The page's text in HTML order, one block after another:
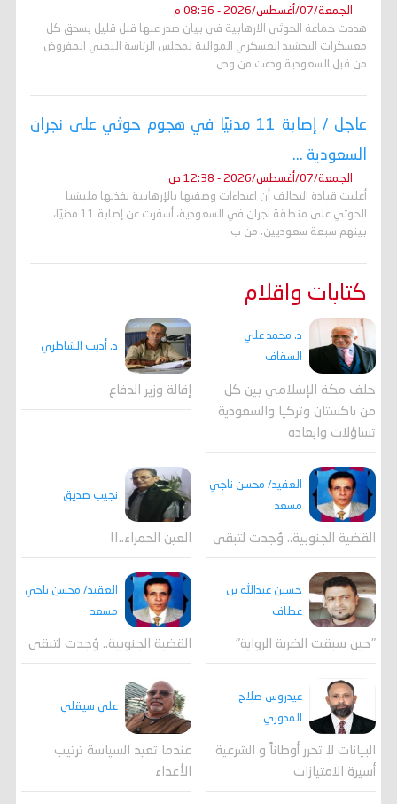
الجمعة/07/أغسطس/2026 - 08:36 م
هددت جماعة الحوثي الارهابية في بيان صدر عنها قبل قليل بسحق كل
معسكرات التحشيد العسكري الموالية لمجلس الرئاسة اليمني المفروض
من قبل السعودية ودعت من وص
عاجل / إصابة 11 مدنيًا في هجوم حوثي على نجران
السعودية ...
الجمعة/07/أغسطس/2026 - 12:38 ص
أعلنت قيادة التحالف أن اعتداءات وصفتها بالإرهابية نفذتها مليشيا
الحوثي على منطقة نجران في السعودية، أسفرت عن إصابة 11 مدنيًا،
بينهم سبعة سعوديين، من ب
كتابات واقلام
د. محمد علي
السقاف
حلف مكة الإسلامي بين كل
من باكستان وتركيا والسعودية
تساؤلات وابعاده
د. أديب الشاطري
إقالة وزير الدفاع
العقيد/ محسن ناجي
مسعد
القضية الجنوبية.. وُجدت لتبقى
نجيب صديق
العين الحمراء..!!
حسين عبدالله بن
عطاف
"حين سبقت الضربة الرواية"
العقيد/ محسن ناجي
مسعد
القضية الجنوبية.. وُجدت لتبقى
عيدروس صلاح
المدوري
البيانات لا تحرر أوطاناً و الشرعية
أسيرة الامتيازات
علي سيقلي
عندما تعيد السياسة ترتيب
الأعداء